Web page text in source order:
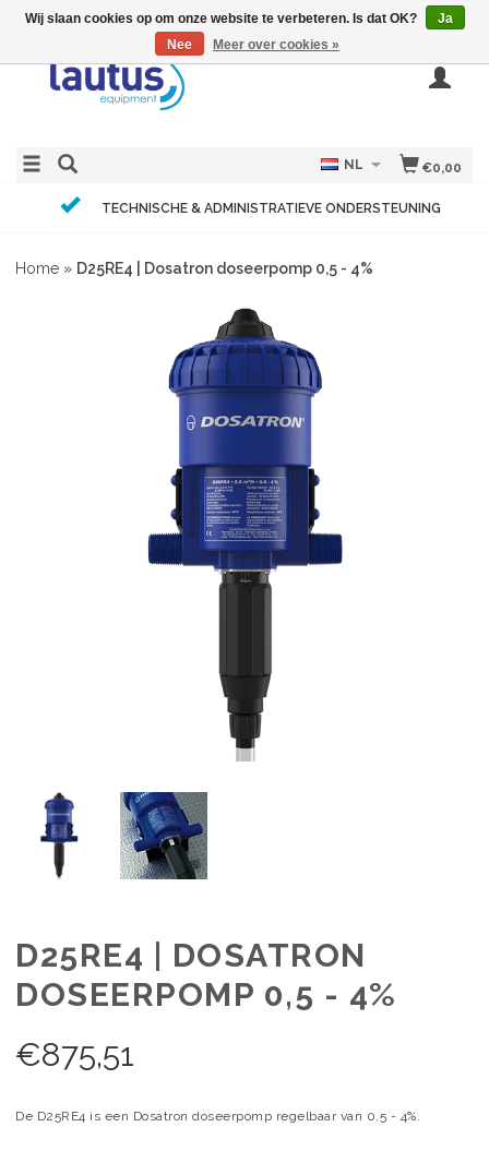
€0,00
NL
TECHNISCHE & ADMINISTRATIEVE ONDERSTEUNING
Home » D25RE4 | Dosatron doseerpomp 0,5 - 4%
D25RE4 | DOSATRON
DOSEERPOMP 0,5 - 4%
€875,51
De D25RE4 is een Dosatron doseerpomp regelbaar van 0,5 - 4%.
Wij slaan cookies op om onze website te verbeteren. Is dat OK?
Ja
Nee
Meer over cookies »